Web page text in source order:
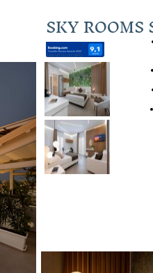
SKY
SAN VITO LO CAPO